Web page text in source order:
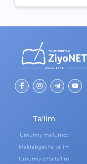
Ta‘lim
Umumiy ma‘lumot
Maktabgacha ta‘lim
Umumiy o‘rta ta‘lim